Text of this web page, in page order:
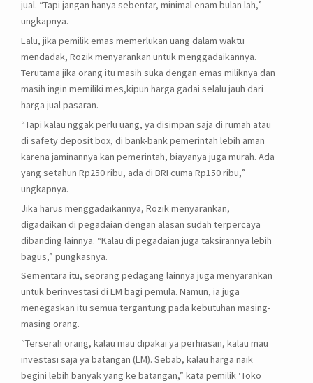
jual. “Tapi jangan hanya sebentar, minimal enam bulan lah,”
ungkapnya.
Lalu, jika pemilik emas memerlukan uang dalam waktu
mendadak, Rozik menyarankan untuk menggadaikannya.
Terutama jika orang itu masih suka dengan emas miliknya dan
masih ingin memiliki mes,kipun harga gadai selalu jauh dari
harga jual pasaran.
“Tapi kalau nggak perlu uang, ya disimpan saja di rumah atau
di safety deposit box, di bank-bank pemerintah lebih aman
karena jaminannya kan pemerintah, biayanya juga murah. Ada
yang setahun Rp250 ribu, ada di BRI cuma Rp150 ribu,”
ungkapnya.
Jika harus menggadaikannya, Rozik menyarankan,
digadaikan di pegadaian dengan alasan sudah terpercaya
dibanding lainnya. “Kalau di pegadaian juga taksirannya lebih
bagus,” pungkasnya.
Sementara itu, seorang pedagang lainnya juga menyarankan
untuk berinvestasi di LM bagi pemula. Namun, ia juga
menegaskan itu semua tergantung pada kebutuhan masing-
masing orang.
“Terserah orang, kalau mau dipakai ya perhiasan, kalau mau
investasi saja ya batangan (LM). Sebab, kalau harga naik
begini lebih banyak yang ke batangan,” kata pemilik ‘Toko